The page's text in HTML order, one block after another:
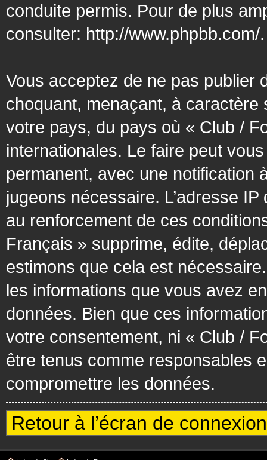
conduite permis. Pour de plus
consulter: http://www.phpbb.com/.
Vous acceptez de ne pas publier
choquant, menaçant, à
votre pays, du pays où « Club /
internationales. Le faire peut
permanent, avec une notification
jugeons nécessaire. L’adresse
au renforcement de ces
Français » supprime, édite,
estimons que cela est
les informations que vous avez
données. Bien que ces
votre consentement, ni « Club /
être tenus comme responsables
compromettre les données.
Retour à l’écran de connexion